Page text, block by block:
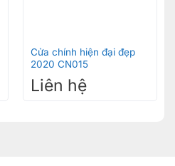
Cửa chính hiện đại đẹp
2020 CN015
Liên hệ